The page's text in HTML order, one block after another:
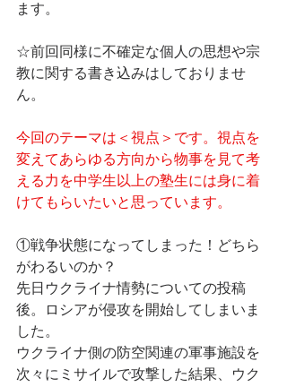
ます。
☆前回同様に不確定な個人の思想や宗
教に関する書き込みはしておりませ
ん。
今回のテーマは＜視点＞です。視点を
変えてあらゆる方向から物事を見て考
える力を中学生以上の塾生には身に着
けてもらいたいと思っています。
①戦争状態になってしまった！どちら
がわるいのか？
先日ウクライナ情勢についての投稿
後。ロシアが侵攻を開始してしまいま
した。
ウクライナ側の防空関連の軍事施設を
次々にミサイルで攻撃した結果、ウク